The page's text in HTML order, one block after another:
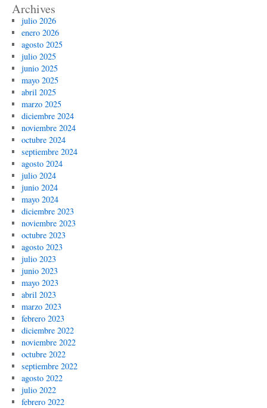
Archives
julio 2026
enero 2026
agosto 2025
julio 2025
junio 2025
mayo 2025
abril 2025
marzo 2025
diciembre 2024
noviembre 2024
octubre 2024
septiembre 2024
agosto 2024
julio 2024
junio 2024
mayo 2024
diciembre 2023
noviembre 2023
octubre 2023
agosto 2023
julio 2023
junio 2023
mayo 2023
abril 2023
marzo 2023
febrero 2023
diciembre 2022
noviembre 2022
octubre 2022
septiembre 2022
agosto 2022
julio 2022
febrero 2022